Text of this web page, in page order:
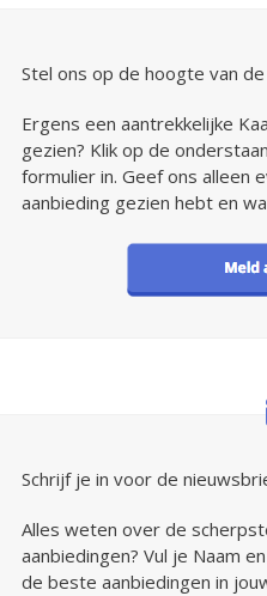
Stel ons op de hoogte van
Ergens een aantrekkelijke
gezien? Klik op de
formulier in. Geef ons alleen
aanbieding gezien hebt en
Schrijf je in voor de
Alles weten over de
aanbiedingen? Vul je Naam
de beste aanbiedingen in